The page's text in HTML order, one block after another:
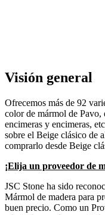
Visión general
Ofrecemos más de 92
color de mármol de Pavo,
encimeras y encimeras,
sobre el Beige clásico de
comprarlo desde Beige
¡Elija un proveedor de
JSC Stone ha sido
Mármol de madera para
buen precio. Como un